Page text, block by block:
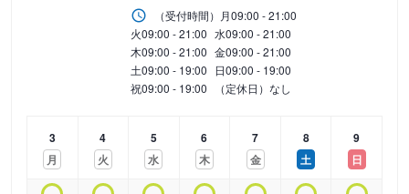
（受付時間） 月09:00 - 21:00
火09:00 - 21:00 水09:00 - 21:00
木09:00 - 21:00 金09:00 - 21:00
土09:00 - 19:00 日09:00 - 19:00
祝09:00 - 19:00 （定休日）なし
3
月
4
火
5
水
6
木
7
金
8
土
9
日